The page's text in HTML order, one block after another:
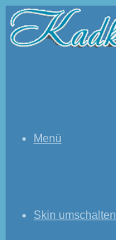
Menü
Skin umschalten